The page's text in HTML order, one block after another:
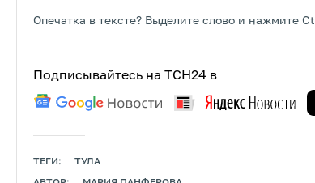
Опечатка в тексте? Выделите слово и нажмите
Подписывайтесь на ТСН24 в
ТЕГИ: ТУЛА